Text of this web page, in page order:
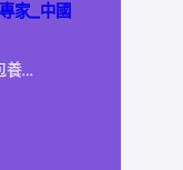
家_中國
養…